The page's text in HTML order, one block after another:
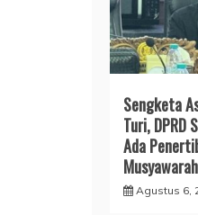
Sengketa
Turi, DPRD
Ada
Agustus 6,